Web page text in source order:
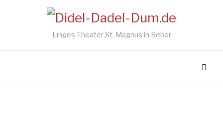
Junges Theater St. Magnus in Beber